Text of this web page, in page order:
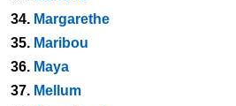
34. Margarethe
35. Maribou
36. Maya
37. Mellum